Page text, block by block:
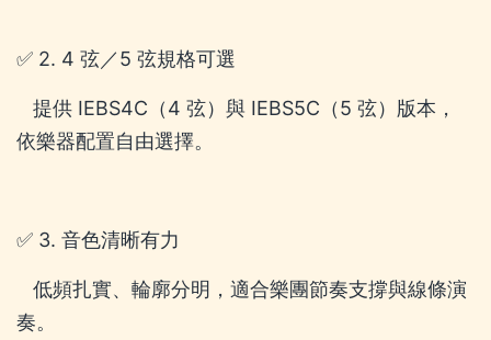
✅ 2. 4 弦／5 弦規格可選
提供 IEBS4C（4 弦）與 IEBS5C（5 弦）版本，
依樂器配置自由選擇。
✅ 3. 音色清晰有力
低頻扎實、輪廓分明，適合樂團節奏支撐與線條演
奏。